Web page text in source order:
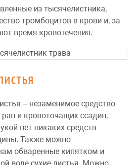
из тысячелистника,
тромбоцитов в крови и, за
время кровотечения.
– незаменимое средство
и кровоточащих ссадин,
нет никаких средств
Также можно
обваренные кипятком и